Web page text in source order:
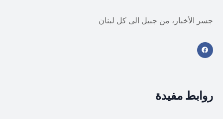
جسر الأخبار، من جبيل الى كل لبنان
روابط مفيدة